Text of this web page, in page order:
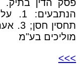
מוליכים בע"מ
>>>